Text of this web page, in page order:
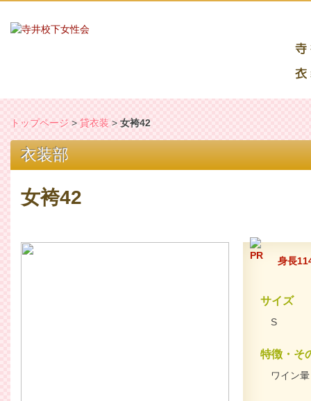
トップページ > 貸衣装 > 女袴42
衣装部
女袴42
身長
サイズ
S
特徴・そ
ワイン